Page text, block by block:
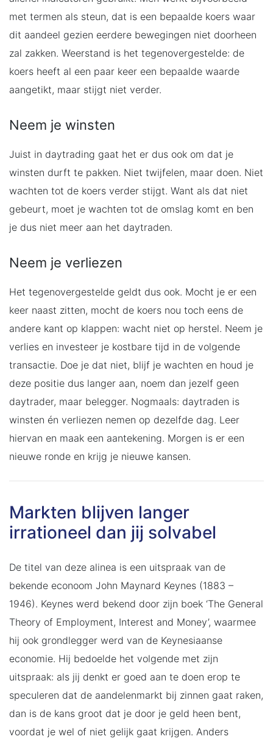
met termen als steun, dat is een bepaalde koers waar
dit aandeel gezien eerdere bewegingen niet doorheen
zal zakken. Weerstand is het tegenovergestelde: de
koers heeft al een paar keer een bepaalde waarde
aangetikt, maar stijgt niet verder.
Neem je winsten
Juist in daytrading gaat het er dus ook om dat je
winsten durft te pakken. Niet twijfelen, maar doen. Niet
wachten tot de koers verder stijgt. Want als dat niet
gebeurt, moet je wachten tot de omslag komt en ben
je dus niet meer aan het daytraden.
Neem je verliezen
Het tegenovergestelde geldt dus ook. Mocht je er een
keer naast zitten, mocht de koers nou toch eens de
andere kant op klappen: wacht niet op herstel. Neem je
verlies en investeer je kostbare tijd in de volgende
transactie. Doe je dat niet, blijf je wachten en houd je
deze positie dus langer aan, noem dan jezelf geen
daytrader, maar belegger. Nogmaals: daytraden is
winsten én verliezen nemen op dezelfde dag. Leer
hiervan en maak een aantekening. Morgen is er een
nieuwe ronde en krijg je nieuwe kansen.
Markten blijven langer
irrationeel dan jij solvabel
De titel van deze alinea is een uitspraak van de
bekende econoom John Maynard Keynes (1883 –
1946). Keynes werd bekend door zijn boek ‘The General
Theory of Employment, Interest and Money’, waarmee
hij ook grondlegger werd van de Keynesiaanse
economie. Hij bedoelde het volgende met zijn
uitspraak: als jij denkt er goed aan te doen erop te
speculeren dat de aandelenmarkt bij zinnen gaat raken,
dan is de kans groot dat je door je geld heen bent,
voordat je wel of niet gelijk gaat krijgen. Anders